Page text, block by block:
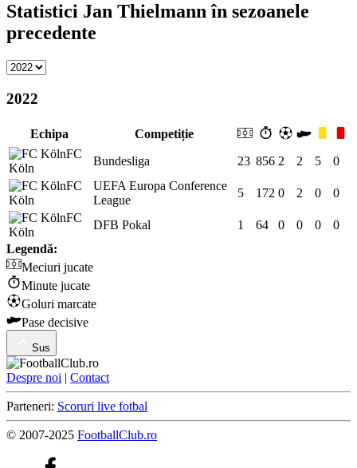
Statistici Jan Thielmann în sezoanele
precedente
2022
Echipa
Competiție
FC
Köln
Bundesliga 23 856 2 2 5
0
FC
Köln
UEFA Europa Conference
League
5 172 0 2 0
0
FC
Köln
DFB Pokal 1 64 0 0 0
0
Legendă:
Meciuri jucate
Minute jucate
Goluri marcate
Pase decisive
Sus
Despre noi | Contact
Parteneri: Scoruri live fotbal
© 2007-2025 FootballClub.ro